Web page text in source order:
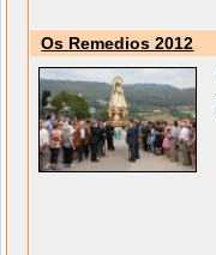
Os Remedios 2012